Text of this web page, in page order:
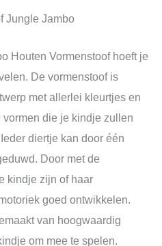
Jungle Jambo
Houten Vormenstoof hoeft je
De vormenstoof is
met allerlei kleurtjes en
die je kindje zullen
diertje kan door één
Door met de
kindje zijn of haar
goed ontwikkelen.
van hoogwaardig
om mee te spelen.